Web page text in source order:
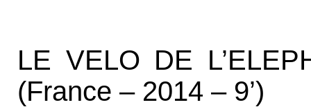
LE VELO DE
(France – 2014 – 9’)